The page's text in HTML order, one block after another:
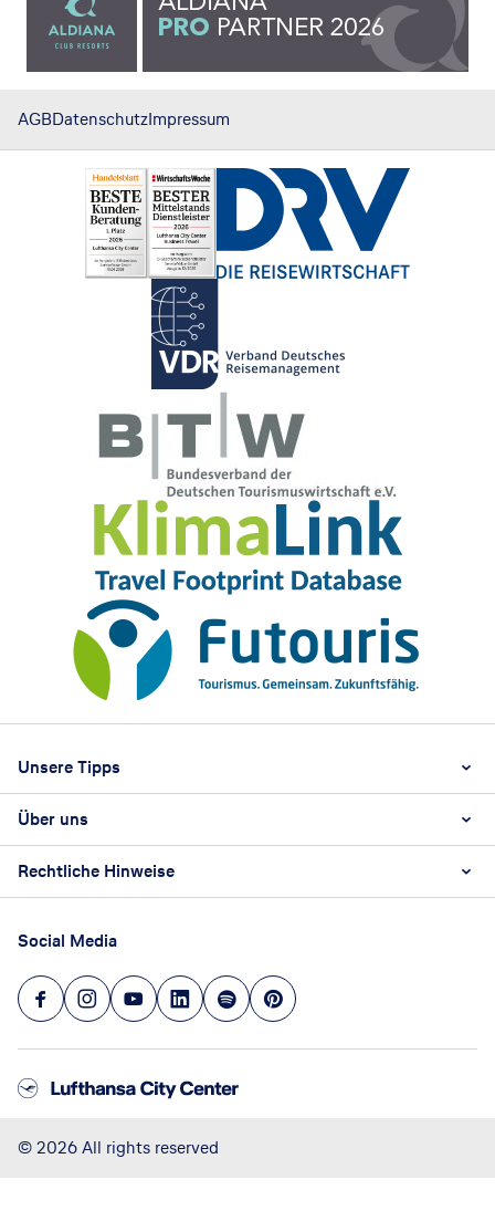
AGBDatenschutzImpressum
Unsere Tipps
Beste Reisezeit
Über uns
Karriere
Reisebüro Franchise-Partner werden
Unsere Unternehmenswerte
Rechtliche Hinweise
AGB
Datenschutz
Hinweisgeberschutz
Impressum
Versicherung widerrufen
Social Media
©2026All rights reserved